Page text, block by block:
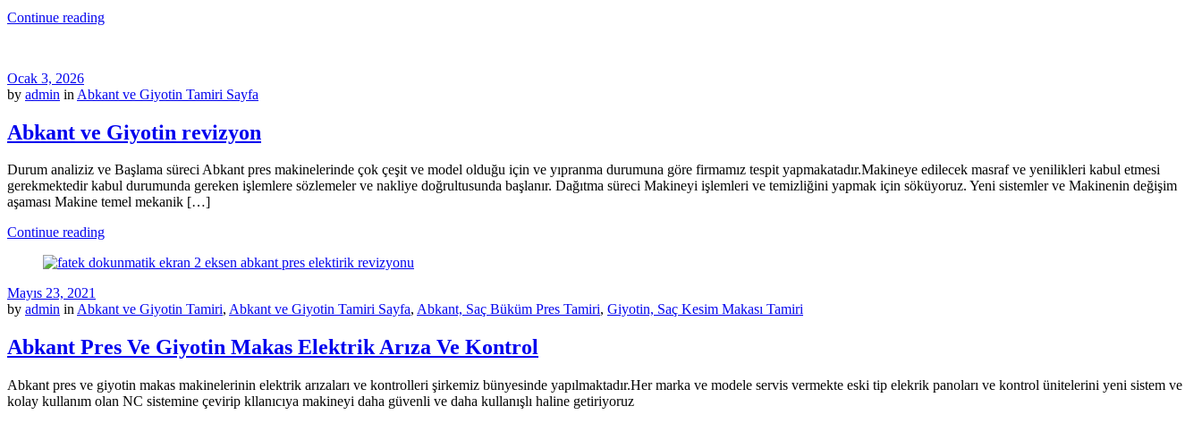
Continue reading
Ocak 3, 2026
by admin in Abkant ve Giyotin Tamiri Sayfa
Abkant ve Giyotin revizyon
Durum analiziz ve Başlama süreci Abkant pres makinelerinde çok çeşit ve model olduğu için ve yıpranma durumuna göre firmamız tespit yapmakatadır.Makineye edilecek masraf ve yenilikleri kabul etmesi
gerekmektedir kabul durumunda gereken işlemlere sözlemeler ve nakliye doğrultusunda başlanır. Dağıtma süreci Makineyi işlemleri ve temizliğini yapmak için söküyoruz. Yeni sistemler ve Makinenin değişim
aşaması Makine temel mekanik […]
Continue reading
Mayıs 23, 2021
by admin inAbkant ve Giyotin Tamiri, Abkant ve Giyotin Tamiri Sayfa, Abkant, Saç Büküm Pres Tamiri, Giyotin, Saç Kesim Makası Tamiri
Abkant Pres Ve Giyotin Makas Elektrik Arıza Ve Kontrol
Abkant pres ve giyotin makas makinelerinin elektrik arızaları ve kontrolleri şirkemiz bünyesinde yapılmaktadır.Her marka ve modele servis vermekte eski tip elekrik panoları ve kontrol ünitelerini yeni sistem ve
kolay kullanım olan NC sistemine çevirip kllanıcıya makineyi daha güvenli ve daha kullanışlı haline getiriyoruz